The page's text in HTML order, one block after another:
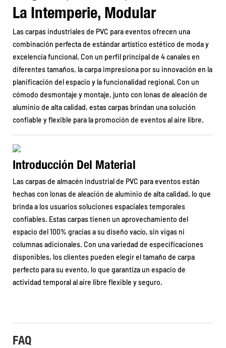
La Intemperie, Modular
Las carpas industriales de PVC para eventos ofrecen una
combinación perfecta de estándar artístico estético de moda y
excelencia funcional. Con un perfil principal de 4 canales en
diferentes tamaños, la carpa impresiona por su innovación en la
planificación del espacio y la funcionalidad regional. Con un
cómodo desmontaje y montaje, junto con lonas de aleación de
aluminio de alta calidad, estas carpas brindan una solución
confiable y flexible para la promoción de eventos al aire libre.
Introducción Del Material
Las carpas de almacén industrial de PVC para eventos están
hechas con lonas de aleación de aluminio de alta calidad, lo que
brinda a los usuarios soluciones espaciales temporales
confiables. Estas carpas tienen un aprovechamiento del
espacio del 100% gracias a su diseño vacío, sin vigas ni
columnas adicionales. Con una variedad de especificaciones
disponibles, los clientes pueden elegir el tamaño de carpa
perfecto para su evento, lo que garantiza un espacio de
actividad temporal al aire libre flexible y seguro.
FAQ